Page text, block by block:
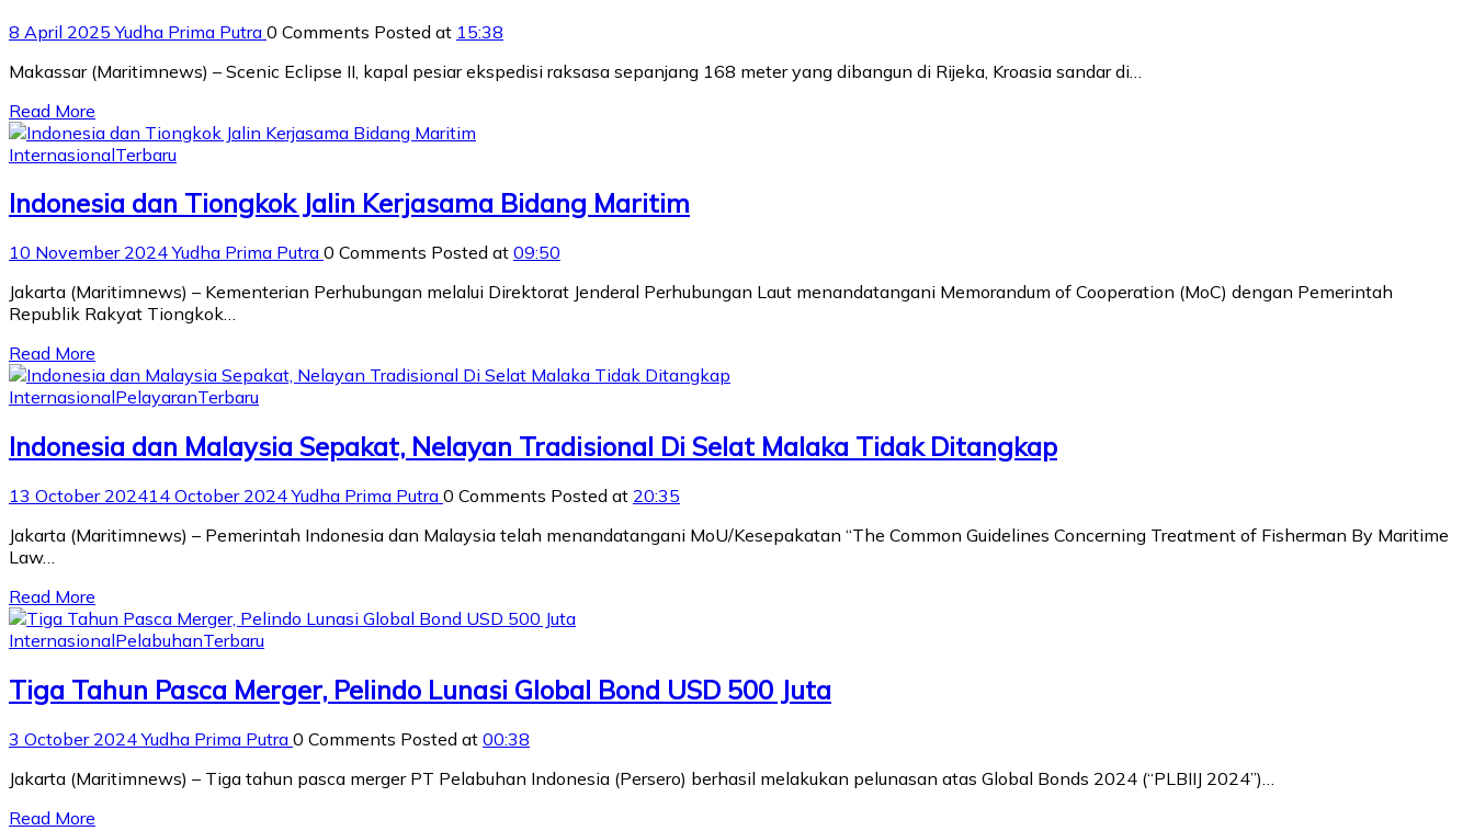
8 April 2025 Yudha Prima Putra 0 Comments Posted at 15:38
Makassar (Maritimnews) – Scenic Eclipse II, kapal pesiar ekspedisi raksasa sepanjang 168 meter yang dibangun di Rijeka, Kroasia sandar di…
Read More
InternasionalTerbaru
Indonesia dan Tiongkok Jalin Kerjasama Bidang Maritim
10 November 2024 Yudha Prima Putra 0 Comments Posted at 09:50
Jakarta (Maritimnews) – Kementerian Perhubungan melalui Direktorat Jenderal Perhubungan Laut menandatangani Memorandum of Cooperation (MoC) dengan Pemerintah
Republik Rakyat Tiongkok…
Read More
InternasionalPelayaranTerbaru
Indonesia dan Malaysia Sepakat, Nelayan Tradisional Di Selat Malaka Tidak Ditangkap
13 October 202414 October 2024 Yudha Prima Putra 0 Comments Posted at 20:35
Jakarta (Maritimnews) – Pemerintah Indonesia dan Malaysia telah menandatangani MoU/Kesepakatan “The Common Guidelines Concerning Treatment of Fisherman By Maritime
Law…
Read More
InternasionalPelabuhanTerbaru
Tiga Tahun Pasca Merger, Pelindo Lunasi Global Bond USD 500 Juta
3 October 2024 Yudha Prima Putra 0 Comments Posted at 00:38
Jakarta (Maritimnews) – Tiga tahun pasca merger PT Pelabuhan Indonesia (Persero) berhasil melakukan pelunasan atas Global Bonds 2024 (“PLBIIJ 2024”)…
Read More